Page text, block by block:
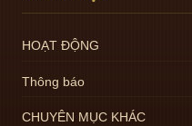
HOẠT ĐỘNG
Thông báo
CHUYÊN MỤC KHÁC